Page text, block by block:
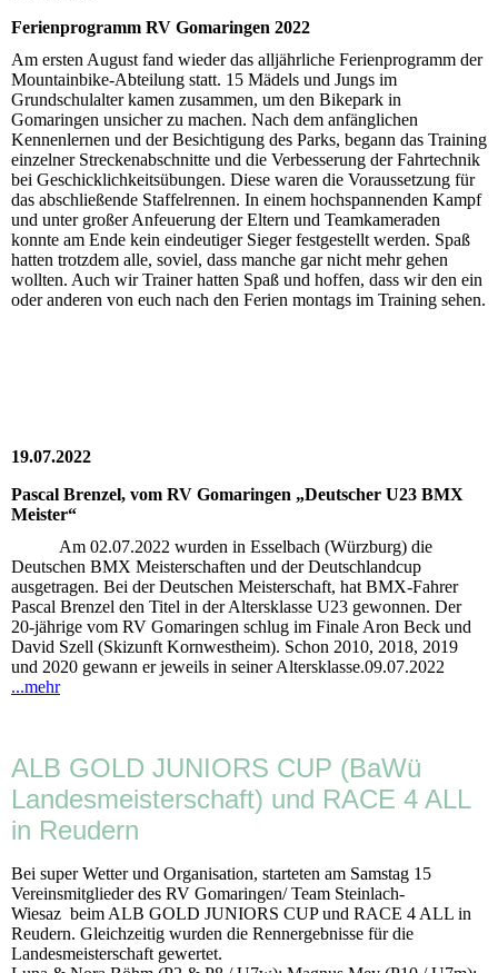
Ferienprogramm RV Gomaringen 2022
Am ersten August fand wieder das alljährliche Ferienprogramm der
Mountainbike-Abteilung statt. 15 Mädels und Jungs im
Grundschulalter kamen zusammen, um den Bikepark in
Gomaringen unsicher zu machen. Nach dem anfänglichen
Kennenlernen und der Besichtigung des Parks, begann das Training
einzelner Streckenabschnitte und die Verbesserung der Fahrtechnik
bei Geschicklichkeitsübungen. Diese waren die Voraussetzung für
das abschließende Staffelrennen. In einem hochspannenden Kampf
und unter großer Anfeuerung der Eltern und Teamkameraden
konnte am Ende kein eindeutiger Sieger festgestellt werden. Spaß
hatten trotzdem alle, soviel, dass manche gar nicht mehr gehen
wollten. Auch wir Trainer hatten Spaß und hoffen, dass wir den ein
oder anderen von euch nach den Ferien montags im Training sehen.
19.07.2022
Pascal Brenzel, vom RV Gomaringen „Deutscher U23 BMX
Meister“
Am 02.07.2022 wurden in Esselbach (Würzburg) die
Deutschen BMX Meisterschaften und der Deutschlandcup
ausgetragen. Bei der Deutschen Meisterschaft, hat BMX-Fahrer
Pascal Brenzel den Titel in der Altersklasse U23 gewonnen. Der
20-jährige vom RV Gomaringen schlug im Finale Aron Beck und
David Szell (Skizunft Kornwestheim). Schon 2010, 2018, 2019
und 2020 gewann er jeweils in seiner Altersklasse.09.07.2022
...mehr
ALB GOLD JUNIORS CUP (BaWü
Landesmeisterschaft) und RACE 4 ALL
in Reudern
Bei super Wetter und Organisation, starteten am Samstag 15
Vereinsmitglieder des RV Gomaringen/ Team Steinlach-
Wiesaz beim ALB GOLD JUNIORS CUP und RACE 4 ALL in
Reudern. Gleichzeitig wurden die Rennergebnisse für die
Landesmeisterschaft gewertet.